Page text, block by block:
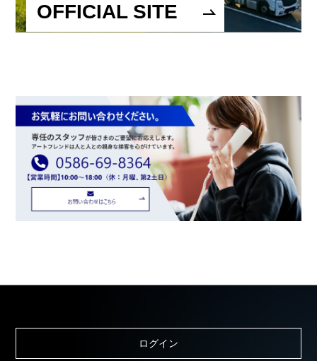
OFFICIAL SITE
ログイン